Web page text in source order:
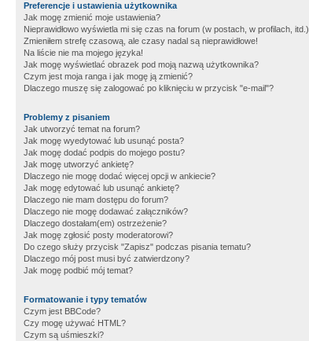
Preferencje i ustawienia użytkownika
Jak mogę zmienić moje ustawienia?
Nieprawidłowo wyświetla mi się czas na forum (w postach, w profilach, itd.)
Zmieniłem strefę czasową, ale czasy nadal są nieprawidłowe!
Na liście nie ma mojego języka!
Jak mogę wyświetlać obrazek pod moją nazwą użytkownika?
Czym jest moja ranga i jak mogę ją zmienić?
Dlaczego muszę się zalogować po kliknięciu w przycisk "e-mail"?
Problemy z pisaniem
Jak utworzyć temat na forum?
Jak mogę wyedytować lub usunąć posta?
Jak mogę dodać podpis do mojego postu?
Jak mogę utworzyć ankietę?
Dlaczego nie mogę dodać więcej opcji w ankiecie?
Jak mogę edytować lub usunąć ankietę?
Dlaczego nie mam dostępu do forum?
Dlaczego nie mogę dodawać załączników?
Dlaczego dostałam(em) ostrzeżenie?
Jak mogę zgłosić posty moderatorowi?
Do czego służy przycisk "Zapisz" podczas pisania tematu?
Dlaczego mój post musi być zatwierdzony?
Jak mogę podbić mój temat?
Formatowanie i typy tematów
Czym jest BBCode?
Czy mogę używać HTML?
Czym są uśmieszki?